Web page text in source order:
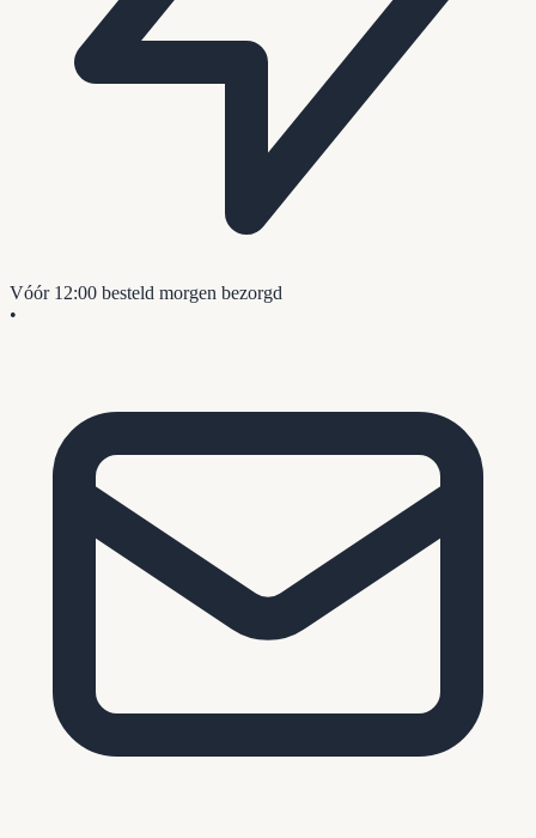
Vóór 12:00 besteld morgen bezorgd
•